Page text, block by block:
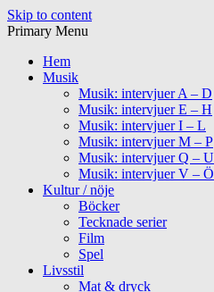
Skip to content
Primary Menu
Hem
Musik
Musik: intervjuer A – D
Musik: intervjuer E – H
Musik: intervjuer I – L
Musik: intervjuer M – P
Musik: intervjuer Q – U
Musik: intervjuer V – Ö
Kultur / nöje
Böcker
Tecknade serier
Film
Spel
Livsstil
Mat & dryck